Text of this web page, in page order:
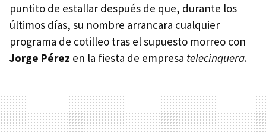
puntito de estallar después de que, durante los
últimos días, su nombre arrancara cualquier
programa de cotilleo tras el supuesto morreo con
Jorge Pérez en la fiesta de empresa telecinquera.